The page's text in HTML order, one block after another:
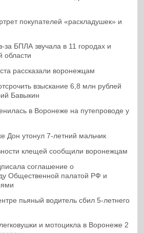
покупателей «раскладушек» и
за БПЛА звучала в 11 городах и
области
рассказали воронежцам
взыскание 6,8 млн рублей
Бавыкин
в Воронеже на путепроводе у
Дон утонул 7-летний мальчик
клещей сообщили воронежцам
соглашение о
Общественной палатой РФ и
пьяный водитель сбил 5-летнего
и мотоцикла в Воронеже 2